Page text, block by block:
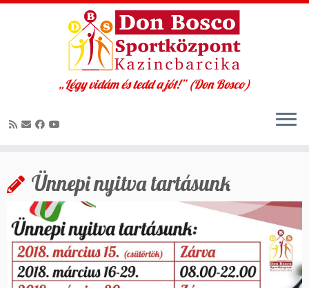
content
„Légy vidám és tedd a jót!” (Don Bosco)
Ünnepi nyitva tartásunk